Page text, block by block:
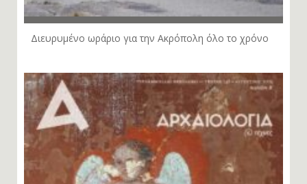
Διευρυμένο ωράριο για την Ακρόπολη όλο το χρόνο